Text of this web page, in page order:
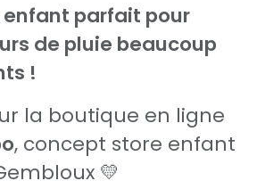
enfant parfait pour
de pluie beaucoup
!
la boutique en ligne
, concept store enfant
💛